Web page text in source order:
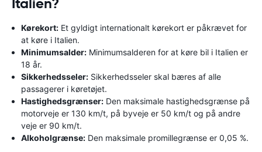
Italien?
Kørekort: Et gyldigt internationalt kørekort er påkrævet for
at køre i Italien.
Minimumsalder: Minimumsalderen for at køre bil i Italien er
18 år.
Sikkerhedsseler: Sikkerhedsseler skal bæres af alle
passagerer i køretøjet.
Hastighedsgrænser: Den maksimale hastighedsgrænse på
motorveje er 130 km/t, på byveje er 50 km/t og på andre
veje er 90 km/t.
Alkoholgrænse: Den maksimale promillegrænse er 0,05 %.